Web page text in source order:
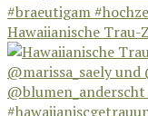
Hawaiianische Trau-